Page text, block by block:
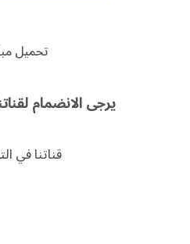
تحميل
يرجى الانضمام
قناتنا في